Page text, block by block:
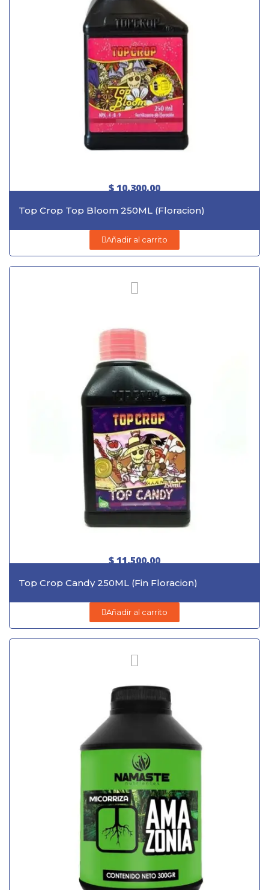
$ 10.300,00
Top Crop Top Bloom 250ML (Floracion)
Añadir al carrito
$ 11.500,00
Top Crop Candy 250ML (Fin Floracion)
Añadir al carrito